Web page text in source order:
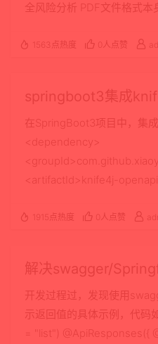
全风险分析 PDF文件格式
码。当用户在浏览器中打开
Cookie、Session Token等
会话 钓…
1563点热度 0人点赞
springboot3集成
No endpoint GET /
在SpringBoot3项目中，集
<dependency>
<artifactId>knife4j-
</dependency> 访问http://
1915点热度 0人点赞
解决swagger/
例中不显示具体内容
开发过程过，发现使用
示返回值的具体示例，代码
= "list") @ApiResponses({